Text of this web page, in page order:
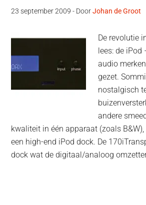
23 september 2009 - DoorJohan de Groot
De revolutie
lees: de iPod
audio
gezet.
nostalgisch
andere
kwaliteit in één apparaat (zoals
een high-end iPod dock. De
dock wat de digitaal/analoog